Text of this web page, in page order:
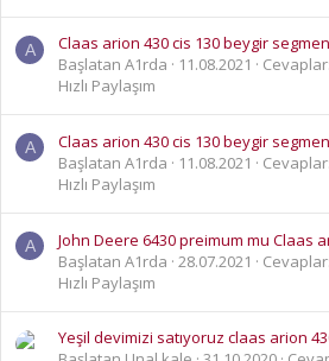
A
Claas arion 430 cis 130 beygir
Başlatan A1rda
11.08.2021
Hızlı Paylaşım
A
Claas arion 430 cis 130 beygir
Başlatan A1rda
11.08.2021
Hızlı Paylaşım
A
John Deere 6430 preimum mu Claas
Başlatan A1rda
28.07.2021
Hızlı Paylaşım
Yeşil devimizi satıyoruz claas arion